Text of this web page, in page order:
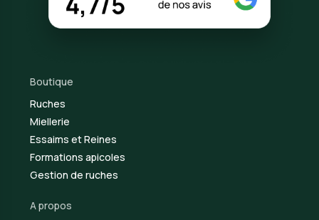
Boutique
Ruches
Miellerie
Essaims et Reines
Formations apicoles
Gestion de ruches
A propos